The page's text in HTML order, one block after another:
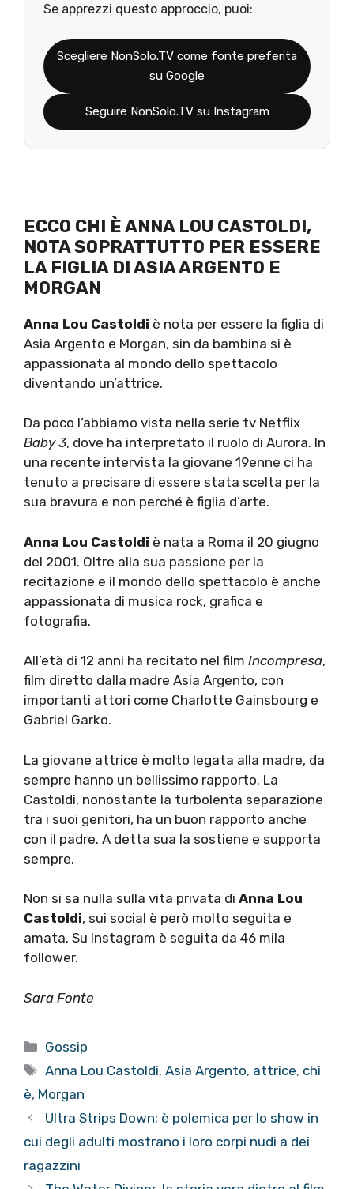
Se apprezzi questo approccio, puoi:
Scegliere NonSolo.TV come fonte preferita
su Google
Seguire NonSolo.TV su Instagram
ECCO CHI È ANNA LOU CASTOLDI,
NOTA SOPRATTUTTO PER ESSERE
LA FIGLIA DI ASIA ARGENTO E
MORGAN
Anna Lou Castoldi è nota per essere la figlia di
Asia Argento e Morgan, sin da bambina si è
appassionata al mondo dello spettacolo
diventando un’attrice.
Da poco l’abbiamo vista nella serie tv Netflix
Baby 3, dove ha interpretato il ruolo di Aurora. In
una recente intervista la giovane 19enne ci ha
tenuto a precisare di essere stata scelta per la
sua bravura e non perché è figlia d’arte.
Anna Lou Castoldi è nata a Roma il 20 giugno
del 2001. Oltre alla sua passione per la
recitazione e il mondo dello spettacolo è anche
appassionata di musica rock, grafica e
fotografia.
All’età di 12 anni ha recitato nel film Incompresa,
film diretto dalla madre Asia Argento, con
importanti attori come Charlotte Gainsbourg e
Gabriel Garko.
La giovane attrice è molto legata alla madre, da
sempre hanno un bellissimo rapporto. La
Castoldi, nonostante la turbolenta separazione
tra i suoi genitori, ha un buon rapporto anche
con il padre. A detta sua la sostiene e supporta
sempre.
Non si sa nulla sulla vita privata di Anna Lou
Castoldi, sui social è però molto seguita e
amata. Su Instagram è seguita da 46 mila
follower.
Sara Fonte
Categorie
Gossip
Tag
Anna Lou Castoldi,Asia Argento, attrice, chi
è, Morgan
Ultra Strips Down: è polemica per lo show in
cui degli adulti mostrano i loro corpi nudi a dei
ragazzini